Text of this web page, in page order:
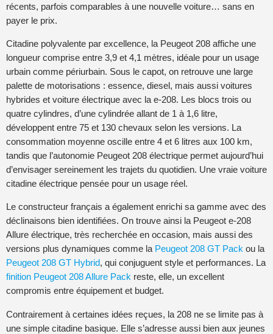
récents, parfois comparables à une nouvelle voiture… sans en
payer le prix.
Citadine polyvalente par excellence, la Peugeot 208 affiche une
longueur comprise entre 3,9 et 4,1 mètres, idéale pour un usage
urbain comme périurbain. Sous le capot, on retrouve une large
palette de motorisations : essence, diesel, mais aussi voitures
hybrides et voiture électrique avec la e-208. Les blocs trois ou
quatre cylindres, d’une cylindrée allant de 1 à 1,6 litre,
développent entre 75 et 130 chevaux selon les versions. La
consommation moyenne oscille entre 4 et 6 litres aux 100 km,
tandis que l’autonomie Peugeot 208 électrique permet aujourd’hui
d’envisager sereinement les trajets du quotidien. Une vraie voiture
citadine électrique pensée pour un usage réel.
Le constructeur français a également enrichi sa gamme avec des
déclinaisons bien identifiées. On trouve ainsi la Peugeot e-208
Allure électrique, très recherchée en occasion, mais aussi des
versions plus dynamiques comme la Peugeot 208 GT Pack ou la
Peugeot 208 GT Hybrid, qui conjuguent style et performances. La
finition Peugeot 208 Allure Pack reste, elle, un excellent
compromis entre équipement et budget.
Contrairement à certaines idées reçues, la 208 ne se limite pas à
une simple citadine basique. Elle s’adresse aussi bien aux jeunes